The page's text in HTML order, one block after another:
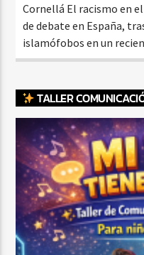
Cornellá El racismo en
de debate en España,
islamófobos en un
TALLER